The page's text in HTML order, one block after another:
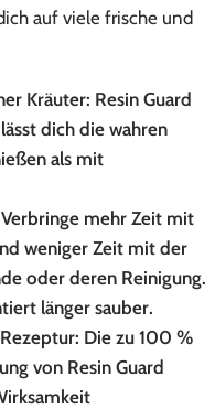
auf viele frische und
Kräuter: Resin Guard
dich die wahren
als mit
mehr Zeit mit
weniger Zeit mit der
oder deren Reinigung.
länger sauber.
Die zu 100 %
von Resin Guard